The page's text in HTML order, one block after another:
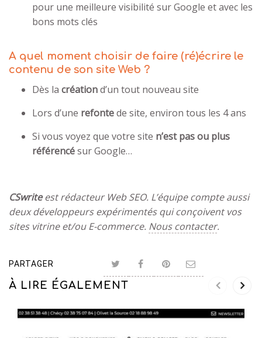
pour une meilleure visibilité sur Google et avec les
bons mots clés
A quel moment choisir de faire (ré)écrire le
contenu de son site Web ?
Dès la créationd’un tout nouveau site
Lors d’une refontede site, environ tous les 4 ans
Si vous voyez que votre site n’est pas ou plus
référencésur Google…
CSwriteest rédacteur Web SEO. L’équipe compte aussi
deux développeurs expérimentés qui conçoivent vos
sites vitrine et/ou E-commerce. Nous contacter.
PARTAGER
À LIRE ÉGALEMENT